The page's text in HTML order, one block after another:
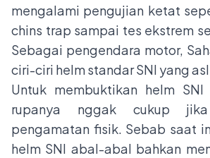
mengalami pengujian ketat
chins trap sampai tes ekstrem
Sebagai pengendara motor,
ciri-ciri helm standar SNI yang
Untuk membuktikan helm
rupanya nggak cukup
pengamatan fisik. Sebab saat
helm SNI abal-abal bahkan